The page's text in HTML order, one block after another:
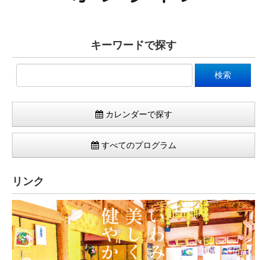
キーワードで探す
カレンダーで探す
すべてのプログラム
リンク